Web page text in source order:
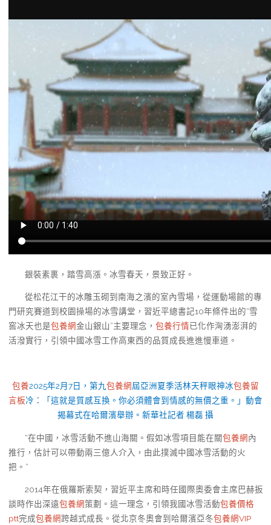
銀裝素裹，踏雪高漲。冰雪春天，景致正好。
從松花江干的冰雕玉砌到南海之濱的室內雪場，從運動場館的專
門研究賽道到校園操場的冰雪講堂，習近平總書記10年條件出的“雪
窖冰天也是包養網金山銀山”主要理念， 包養行情已化作洶湧澎湃的
活潑實行，引領中國冰雪工作高東西的品質成長進進慢車道。
包養2025年2月7日，第九包養網屆亞洲夏季活林天秤眼神冰包養留
言板冷：「這就是質感互換。你必須體會到情感的無價之重。」動會
揭幕式在哈爾濱舉辦。新華社記者 楊磊 攝
“在中國，冰雪活動不進山海關。假如冰雪項目能在關包養網內
推行，估計可以帶動兩三億人介入，由此撲滅中國冰雪活動的火
把。”
2014年在俄羅斯索契，習近平主席和時任國際奧委會主席巴赫扳
談時作出深遠包養網策劃。這一理念，引領我國冰雪活動包養價格
ptt完成包養網跨越式成長。從北京冬奧會到哈爾濱亞冬包養網VIP